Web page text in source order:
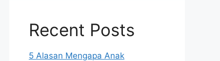
Recent Posts
5 Alasan Mengapa Anak